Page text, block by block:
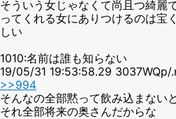
そういう女じゃなくて尚且つ綺麗
ってくれる女にありつけるのは宝
しい
1010:名前は誰も知らない
19/05/31 19:53:58.29 3037WQp/
>>994
そんなの全部黙って飲み込まない
それ全部将来の奥さんだからな